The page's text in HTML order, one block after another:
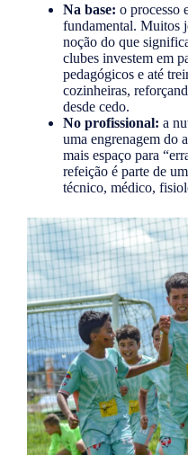
Na base: o processo
fundamental. Muitos
noção do que
clubes investem em
pedagógicos e até
cozinheiras,
desde cedo.
No profissional: a
uma engrenagem do
mais espaço para
refeição é parte de
técnico, médico,